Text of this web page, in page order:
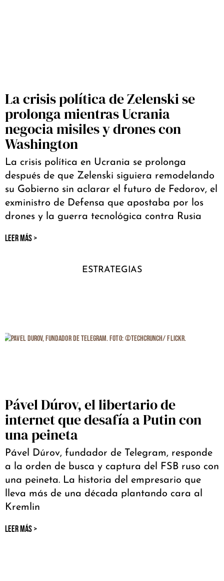
La crisis política de Zelenski se
prolonga mientras Ucrania
negocia misiles y drones con
Washington
La crisis política en Ucrania se prolonga
después de que Zelenski siguiera remodelando
su Gobierno sin aclarar el futuro de Fedorov, el
exministro de Defensa que apostaba por los
drones y la guerra tecnológica contra Rusia
LEER MÁS >
ESTRATEGIAS
Pável Dúrov, el libertario de
internet que desafía a Putin con
una peineta
Pável Dúrov, fundador de Telegram, responde
a la orden de busca y captura del FSB ruso con
una peineta. La historia del empresario que
lleva más de una década plantando cara al
Kremlin
LEER MÁS >